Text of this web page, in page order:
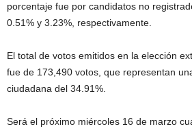
porcentaje fue por candidatos no
0.51% y 3.23%, respectivamente.
El total de votos emitidos en la elección
fue de 173,490 votos, que representan
ciudadana del 34.91%.
Será el próximo miércoles 16 de marzo